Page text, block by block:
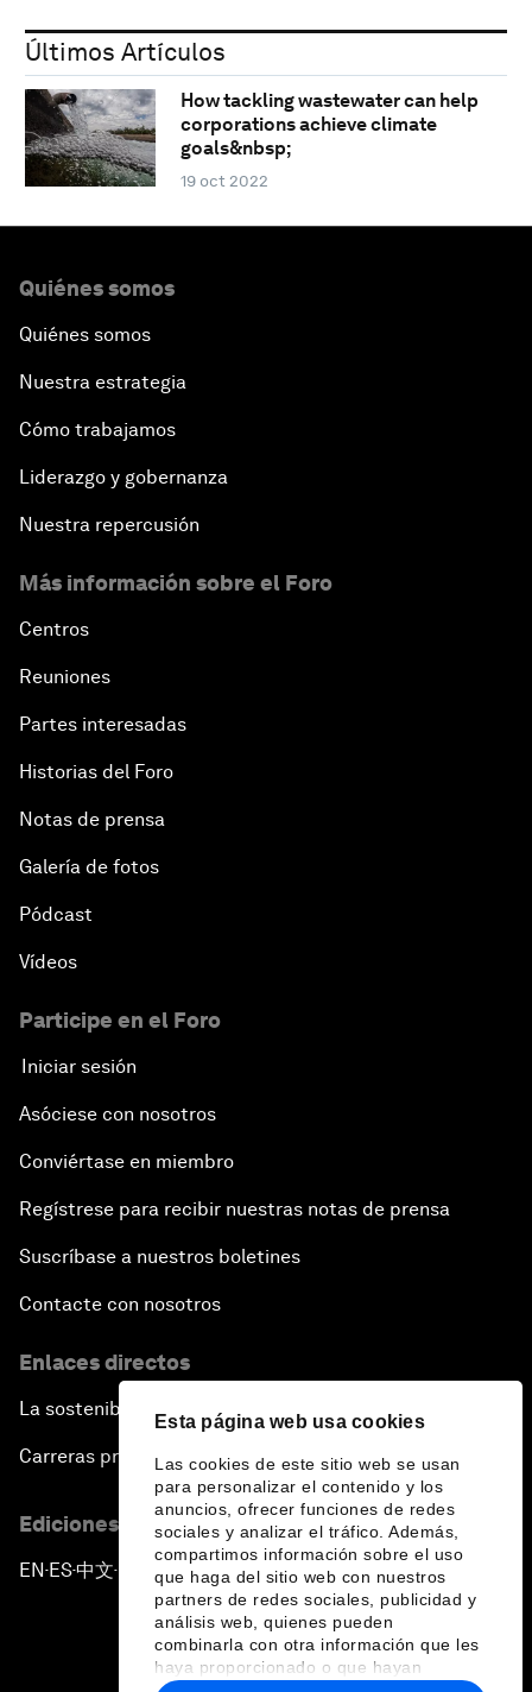
Esta página web usa cookies
Las cookies de este sitio web se usan
para personalizar el contenido y los
anuncios, ofrecer funciones de redes
sociales y analizar el tráfico. Además,
compartimos información sobre el uso
que haga del sitio web con nuestros
partners de redes sociales, publicidad y
análisis web, quienes pueden
combinarla con otra información que les
haya proporcionado o que hayan
Últimos Artículos
How tackling wastewater can help
corporations achieve climate
goals&nbsp;
19 oct 2022
Quiénes somos
Quiénes somos
Nuestra estrategia
Cómo trabajamos
Liderazgo y gobernanza
Nuestra repercusión
Más información sobre el Foro
Centros
Reuniones
Partes interesadas
Historias del Foro
Notas de prensa
Galería de fotos
Pódcast
Vídeos
Participe en el Foro
Iniciar sesión
Asóciese con nosotros
Conviértase en miembro
Regístrese para recibir nuestras notas de prensa
Suscríbase a nuestros boletines
Contacte con nosotros
Enlaces directos
La sostenibilidad en el Foro
Carreras profesionales
Ediciones en otros idiomas
EN ▪ ES▪中文▪ 日本語